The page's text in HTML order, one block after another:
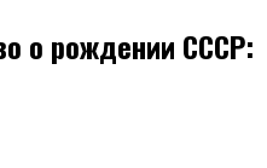
о рождении СССР: